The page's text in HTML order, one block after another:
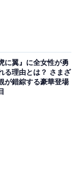
に翼』に全女性が勇
る理由とは？ さまざ
が錯綜する豪華登場